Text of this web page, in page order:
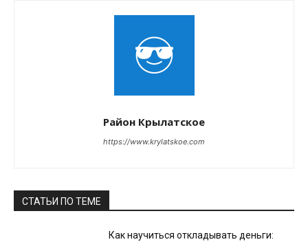
Район Крылатское
https://www.krylatskoe.com
СТАТЬИ ПО ТЕМЕ
Как научиться откладывать деньги: